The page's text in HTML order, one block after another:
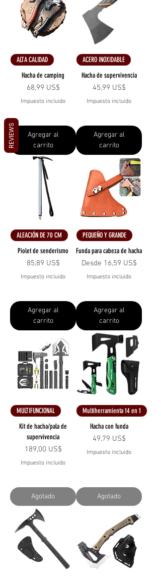
ALTA CALIDAD
Hacha de camping
Precio
68,99 US$
Impuesto incluido
Agregar al
carrito
ACERO INOXIDABLE
Hacha de supervivencia
Precio
45,99 US$
Impuesto incluido
Agregar al
carrito
ALEACIÓN DE 70 CM
Piolet de senderismo
Precio
85,89 US$
Impuesto incluido
Agregar al
carrito
PEQUEÑO Y GRANDE
Funda para cabeza de hacha
Desde 16,59 US$
Precio de oferta
Impuesto incluido
Agregar al
carrito
MULTIFUNCIONAL
Kit de hacha/pala de
supervivencia
Precio
189,00 US$
Impuesto incluido
Agotado
Multiherramienta 14 en 1
Hacha con funda
Precio
49,79 US$
Impuesto incluido
Agotado
REVIEWS